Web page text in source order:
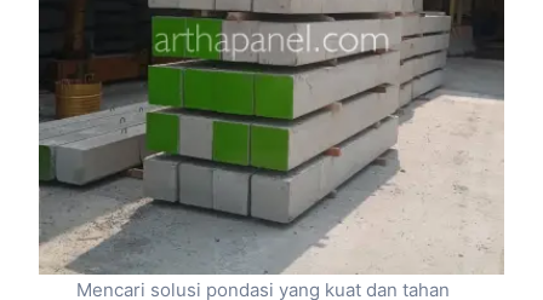
Mencari solusi pondasi yang kuat dan tahan